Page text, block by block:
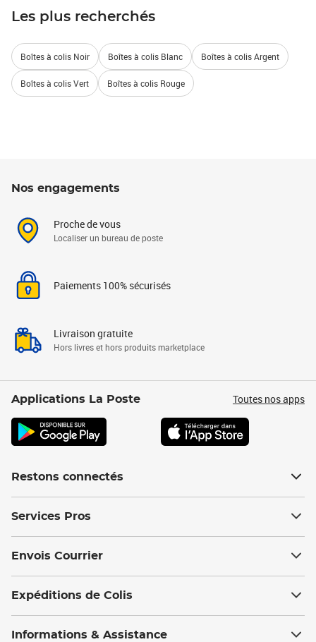
Les plus recherchés
Boîtes à colis Noir Boîtes à colis Blanc Boîtes à colis Argent
Boîtes à colis Vert Boîtes à colis Rouge
Nos engagements
Proche de vous
Localiser un bureau de poste
Paiements 100% sécurisés
Livraison gratuite
Hors livres et hors produits marketplace
Applications La Poste Toutes nos apps
Restons connectés
Services Pros
Envois Courrier
Expéditions de Colis
Informations & Assistance